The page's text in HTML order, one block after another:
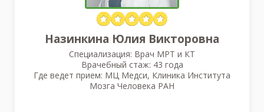
Назинкина Юлия Викторовна
Специализация: Врач МРТ и КТ
Врачебный стаж: 43 года
Где ведет прием: МЦ Медси, Клиника Института
Мозга Человека РАН